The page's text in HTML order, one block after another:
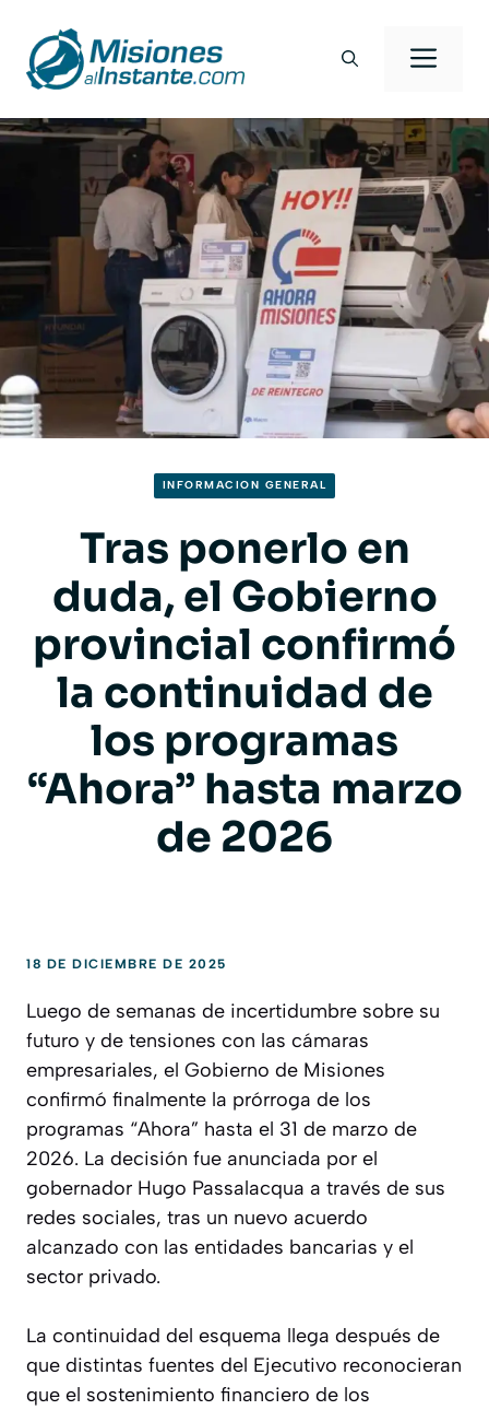
contenido
INFORMACION GENERAL
Tras ponerlo en
duda, el Gobierno
provincial confirmó
la continuidad de
los programas
“Ahora” hasta marzo
de 2026
18 DE DICIEMBRE DE 2025
Luego de semanas de incertidumbre sobre su
futuro y de tensiones con las cámaras
empresariales, el Gobierno de Misiones
confirmó finalmente la prórroga de los
programas “Ahora” hasta el 31 de marzo de
2026. La decisión fue anunciada por el
gobernador Hugo Passalacqua a través de sus
redes sociales, tras un nuevo acuerdo
alcanzado con las entidades bancarias y el
sector privado.
La continuidad del esquema llega después de
que distintas fuentes del Ejecutivo reconocieran
que el sostenimiento financiero de los